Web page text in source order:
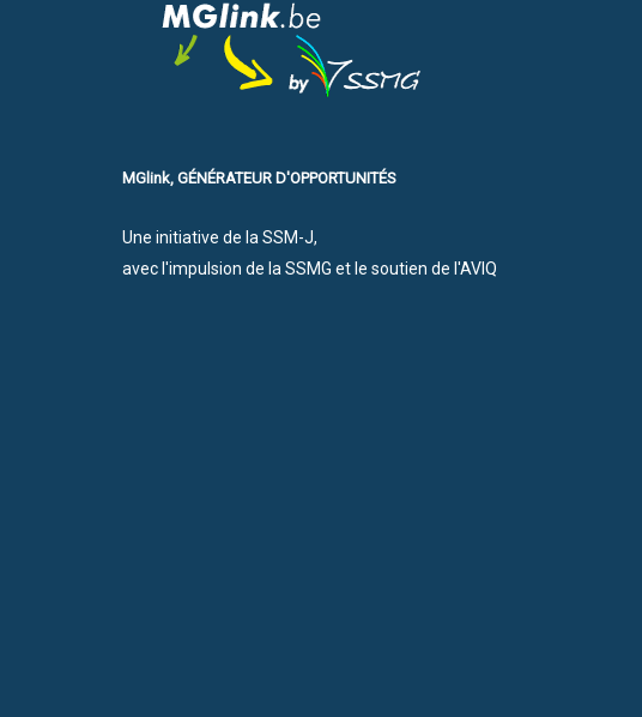
MGlink, GÉNÉRATEUR D'OPPORTUNITÉS
Une initiative de la SSM-J,
avec l'impulsion de la SSMG et le soutien de l'AVIQ